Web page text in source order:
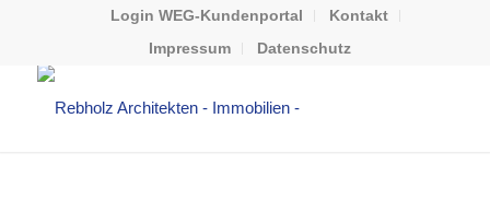
Login WEG-Kundenportal
Kontakt
Impressum
Datenschutz